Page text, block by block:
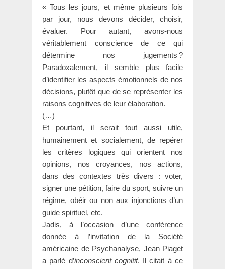
« Tous les jours, et même plusieurs fois
par jour, nous devons décider, choisir,
évaluer. Pour autant, avons-nous
véritablement conscience de ce qui
détermine nos jugements ?
Paradoxalement, il semble plus facile
d’identifier les aspects émotionnels de nos
décisions, plutôt que de se représenter les
raisons cognitives de leur élaboration.
(…)
Et pourtant, il serait tout aussi utile,
humainement et socialement, de repérer
les critères logiques qui orientent nos
opinions, nos croyances, nos actions,
dans des contextes très divers : voter,
signer une pétition, faire du sport, suivre un
régime, obéir ou non aux injonctions d’un
guide spirituel, etc.
Jadis, à l’occasion d’une conférence
donnée à l’invitation de la Société
américaine de Psychanalyse, Jean Piaget
a parlé d’inconscient cognitif. Il citait à ce